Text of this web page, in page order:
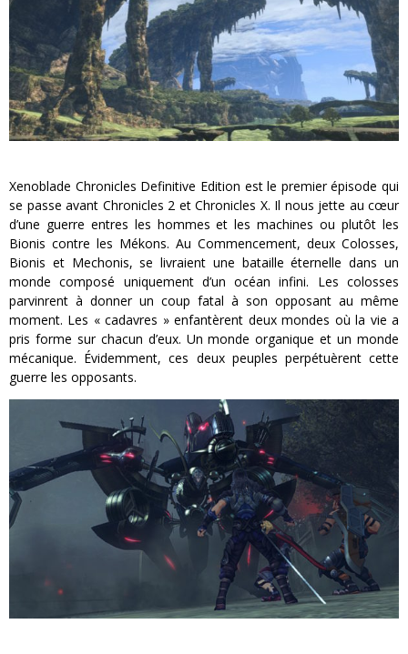
Xenoblade Chronicles Definitive Edition est le premier épisode qui
se passe avant Chronicles 2 et Chronicles X. Il nous jette au cœur
d’une guerre entres les hommes et les machines ou plutôt les
Bionis contre les Mékons. Au Commencement, deux Colosses,
Bionis et Mechonis, se livraient une bataille éternelle dans un
monde composé uniquement d’un océan infini. Les colosses
parvinrent à donner un coup fatal à son opposant au même
moment. Les « cadavres » enfantèrent deux mondes où la vie a
pris forme sur chacun d’eux. Un monde organique et un monde
mécanique. Évidemment, ces deux peuples perpétuèrent cette
guerre les opposants.